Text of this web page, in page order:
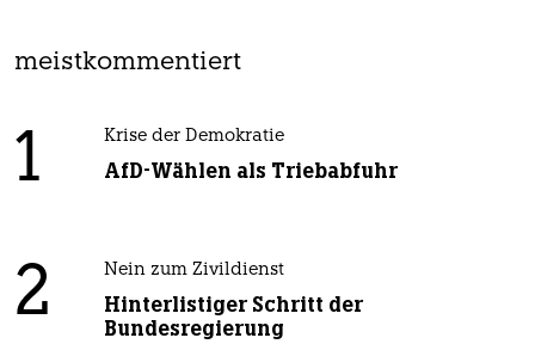
meistkommentiert
1 Krise der Demokratie
AfD-Wählen als Triebabfuhr
2 Nein zum Zivildienst
Hinterlistiger Schritt der
Bundesregierung